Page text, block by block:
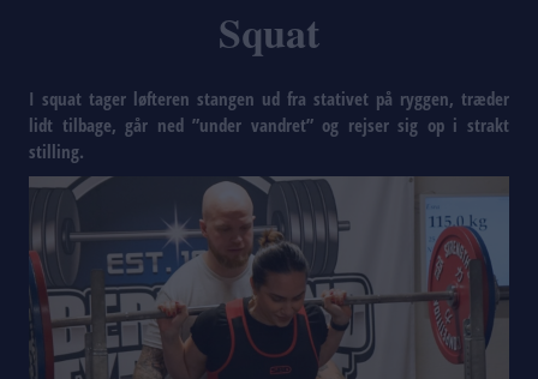
Squat
I squat tager løfteren stangen ud fra stativet på ryggen, træder
lidt tilbage, går ned ”under vandret” og rejser sig op i strakt
stilling.